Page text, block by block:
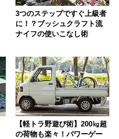
3つのステップですぐ上級者
に！？ブッシュクラフト流
ナイフの使いこなし術
【軽トラ野遊び術】200㎏超
の荷物も楽々！パワーゲー